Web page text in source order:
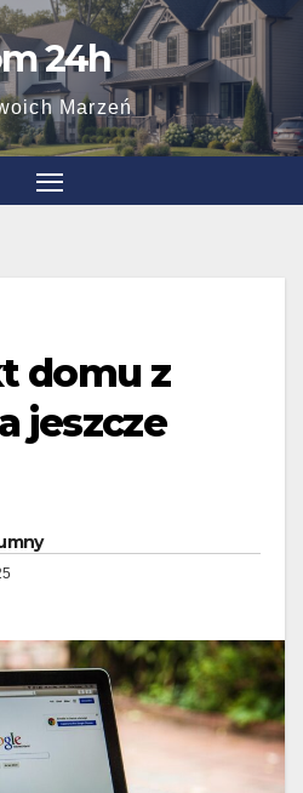
24h
Marzeń
domu z
jeszcze